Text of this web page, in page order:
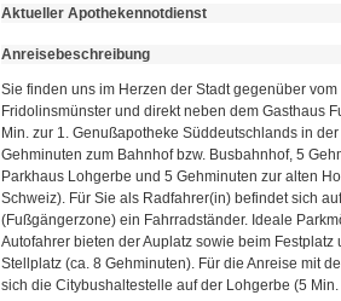
Aktueller Apothekennotdienst
Anreisebeschreibung
Sie finden uns im Herzen der Stadt gegenüber
Fridolinsmünster und direkt neben dem Gasthaus
Min. zur 1. Genußapotheke Süddeutschlands in
Gehminuten zum Bahnhof bzw. Busbahnhof, 5
Parkhaus Lohgerbe und 5 Gehminuten zur alten
Schweiz). Für Sie als Radfahrer(in) befindet sich
(Fußgängerzone) ein Fahrradständer. Ideale
Autofahrer bieten der Auplatz sowie beim Festplatz
Stellplatz (ca. 8 Gehminuten). Für die Anreise mit
sich die Citybushaltestelle auf der Lohgerbe (5